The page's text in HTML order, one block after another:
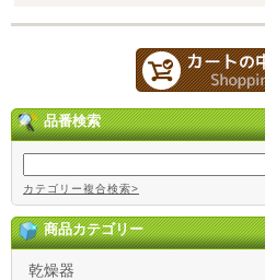
品番検索
カテゴリー複合検索>
商品カテゴリー
乾燥器